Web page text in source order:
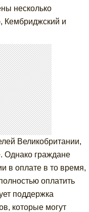
несколько
Кембриджский и
Великобритании,
Однако граждане
в оплате в то время,
оплатить
поддержка
которые могут